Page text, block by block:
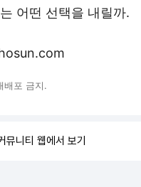
어떤 선택을 내릴까.
포 금지.
니티 웹에서 보기